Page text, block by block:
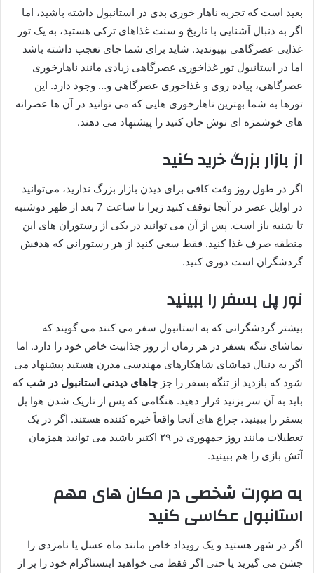
بعید است که تجربه ناهار خوری بدی در استانبول داشته باشید، اما
اگر به دنبال آشنایی با تاریخ و سنت غذاهای ترکی هستید، به یک تور
غذایی عصرگاهی بپیوندید. شاید برای شما جای تعجب داشته باشد
اما در استانبول تور غذاخوری عصرگاهی زیادی مانند ناهارخوری
عصرگاهی، پیاده روی و غذاخوری عصرگاهی و… وجود دارد. این
تورها به شما بهترین ناهارخوری هایی که می توانید در آن ها عصرانه
های خوشمزه ای نوش جان کنید را پیشنهاد می دهند.
از بازار بزرگ خرید کنید
اگر در طول روز وقت کافی برای دیدن بازار بزرگ ندارید، می‌توانید
در اوایل عصر در آنجا توقف کنید زیرا تا ساعت 7 بعد از ظهر دوشنبه
تا شنبه باز است. پس از آن می توانید در یکی از رستوران های این
منطقه صرف غذا کنید. فقط سعی کنید از هر رستورانی که هدفش
گردشگران است دوری کنید.
نور پل بسفر را ببینید
بیشتر گردشگرانی که به استانبول سفر می ‌کنند می ‌گویند که
تماشای تنگه بسفر در هر زمان از روز جذابیت خاص خود را دارد. اما
اگر به دنبال تماشای شاهکارهای مهندسی مدرن هستید پیشنهاد می
شود که بازدید از تنگه بسفر را جز جاهای دیدنی استانبول در شب که
باید به آن سر بزنید قرار دهید. هنگامی که پس از تاریک شدن هوا پل
بسفر را ببینید، چراغ های آنجا واقعاً خیره کننده هستند. اگر در یک
تعطیلات مانند روز جمهوری در ۲۹ اکتبر باشید می توانید همزمان
آتش بازی را هم ببینید.
به صورت شخصی در مکان های مهم
استانبول عکاسی کنید
اگر در شهر هستید و یک رویداد خاص مانند ماه عسل یا نامزدی را
جشن می گیرید یا حتی اگر فقط می خواهید اینستاگرام خود را پر از